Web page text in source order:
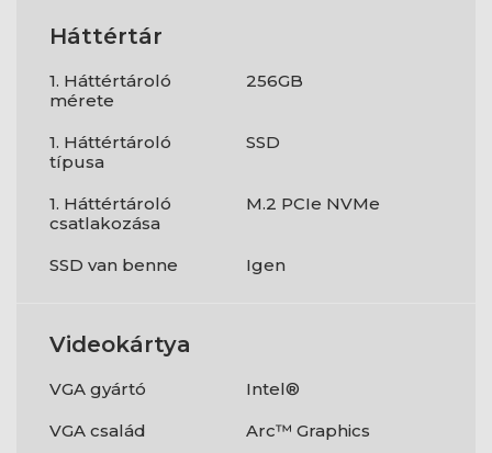
Háttértár
1. Háttértároló
mérete
256GB
1. Háttértároló
típusa
SSD
1. Háttértároló
csatlakozása
M.2 PCIe NVMe
SSD van benne Igen
Videokártya
VGA gyártó
Intel®
VGA család
Arc™ Graphics